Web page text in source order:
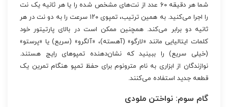
شما هر دقیقه ۶۰ عدد از نت‌های مشخص شده را یا هر ثانیه یک نت
را اجرا می‌کنید. به همین ترتیب، تمپوی ۱۲۰ سرعت را به دو نت در هر
ثانیه دو برابر می‌کند. همچنین ممکن است در بالای پارتیتور خود
کلمات ایتالیایی مانند «لارگو» (آهسته)، «آلگرو» (سریع) یا «پرستو»
(خیلی سریع) را ببینید که نشان‌دهنده تمپوهای رایج هستند.
نوازندگان از ابزاری به نام مترونوم برای حفظ تمپو هنگام تمرین یک
قطعه جدید استفاده می‌کنند.
گام سوم: نواختن ملودی